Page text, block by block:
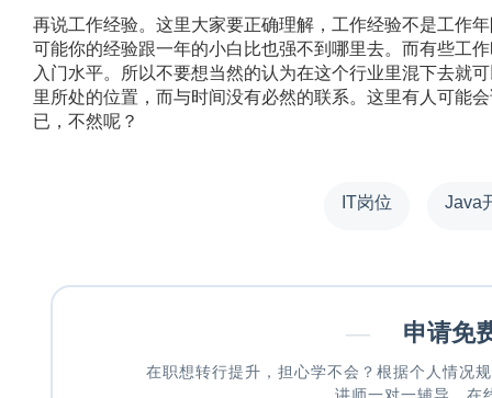
再说工作经验。这里大家要正确理解，工作经验不是工作
可能你的经验跟一年的小白比也强不到哪里去。而有些工
入门水平。所以不要想当然的认为在这个行业里混下去就
里所处的位置，而与时间没有必然的联系。这里有人可能
已，不然呢？
IT岗位 Java
— 申请免
在职想转行提升，担心学不会？根据个人情况